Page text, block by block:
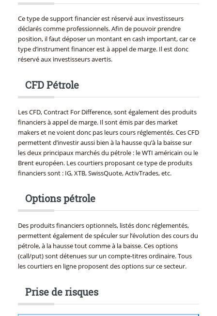
Ce type de support financier est réservé aux investisseurs
déclarés comme professionnels. Afin de pouvoir prendre
position, il faut déposer un montant en cash important, car ce
type d’instrument financer est à appel de marge. Il est donc
réservé aux investisseurs avertis.
CFD Pétrole
Les CFD, Contract For Difference, sont également des produits
financiers à appel de marge. Il sont émis par des market
makers et ne voient donc pas leurs cours réglementés. Ces CFD
permettent d’investir aussi bien à la hausse qu’à la baisse sur
les deux principaux marchés du pétrole : le WTI américain ou le
Brent européen. Les courtiers proposant ce type de produits
financiers sont : IG, XTB, SwissQuote, ActivTrades, etc.
Options pétrole
Des produits financiers optionnels, listés donc réglementés,
permettent également de spéculer sur l’évolution des cours du
pétrole, à la hausse tout comme à la baisse. Ces options
(call/put) sont détenues sur un compte-titres ordinaire. Tous
les courtiers en ligne proposent des options sur ce secteur.
Prise de risques